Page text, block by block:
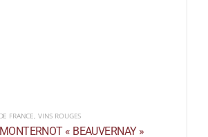
FRANCE, VINS ROUGES
« BEAUVERNAY »